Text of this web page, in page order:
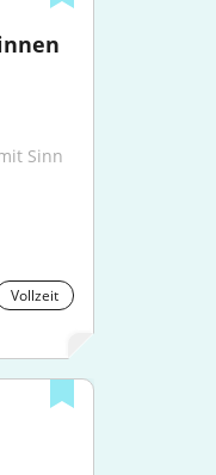
Sinn
Vollzeit